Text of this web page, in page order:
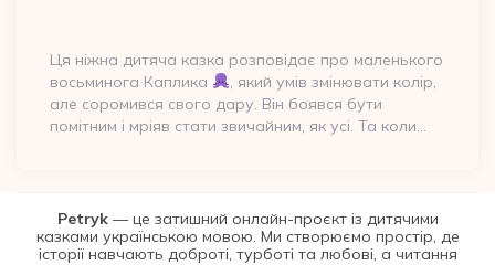
Ця ніжна дитяча казка розповідає про маленького
восьминога Каплика
, який умів змінювати колір,
але соромився свого дару. Він боявся бути
помітним і мріяв стати звичайним, як усі. Та коли…
Petryk— це затишний онлайн-проєкт із дитячими
казками українською мовою. Ми створюємо простір, де
історії навчають доброті, турботі та любові, а читання